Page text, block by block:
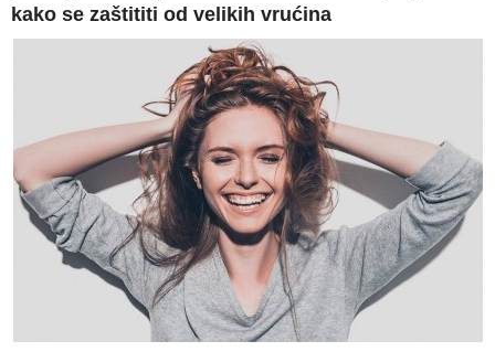
kako se zaštititi od velikih vrućina